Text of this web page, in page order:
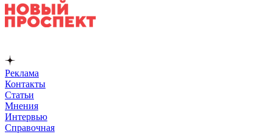
Реклама
Контакты
Статьи
Мнения
Интервью
Справочная